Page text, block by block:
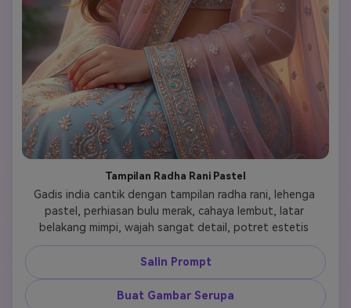
Tampilan Radha Rani Pastel
Gadis india cantik dengan tampilan radha rani, lehenga
pastel, perhiasan bulu merak, cahaya lembut, latar
Salin Prompt
Buat Gambar Serupa